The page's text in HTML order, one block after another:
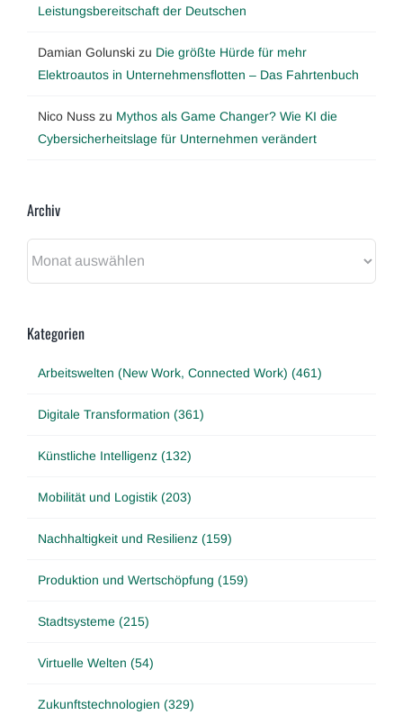
Leistungsbereitschaft der Deutschen
Damian Golunski zu Die größte Hürde für mehr
Elektroautos in Unternehmensflotten – Das Fahrtenbuch
Nico Nuss zu Mythos als Game Changer? Wie KI die
Cybersicherheitslage für Unternehmen verändert
Archiv
Kategorien
Arbeitswelten (New Work, Connected Work) (461)
Digitale Transformation (361)
Künstliche Intelligenz (132)
Mobilität und Logistik (203)
Nachhaltigkeit und Resilienz (159)
Produktion und Wertschöpfung (159)
Stadtsysteme (215)
Virtuelle Welten (54)
Zukunftstechnologien (329)